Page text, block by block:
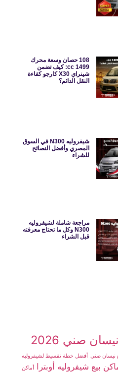
108 حصان وسعة محرك
1499 cc: كيف تضمن
شينراي X30 كارجو كفاءة
النقل الدائم؟
شيفروليه N300 في السوق
المصري وأفضل النصائح
للشراء
مراجعة شاملة لشيفروليه
N300 وكل ما تحتاج معرفته
قبل الشراء
صني 2026
نيسان صني أفضل خطة تقسيط لشيفروليه
بيع شيفروليه أوبترا أماكن